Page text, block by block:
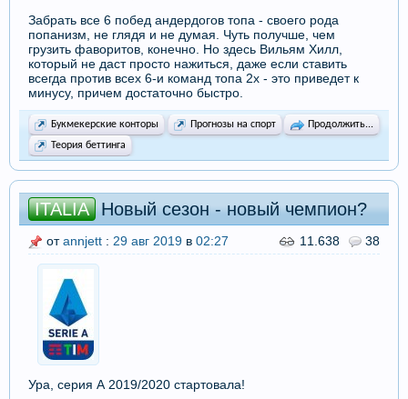
Забрать все 6 побед андердогов топа - своего рода
попанизм, не глядя и не думая. Чуть получше, чем
грузить фаворитов, конечно. Но здесь Вильям Хилл,
который не даст просто нажиться, даже если ставить
всегда против всех 6-и команд топа 2х - это приведет к
минусу, причем достаточно быстро.
Продолжить...
Букмекерские конторы
Прогнозы на спорт
Теория беттинга
ITALIA Новый сезон - новый чемпион?
38
11.638
от annjett : 29 авг 2019 в 02:27
Ура, серия А 2019/2020 стартовала!